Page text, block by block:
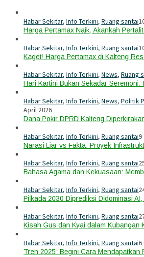
Habar Sekitar, Info Terkini, Ruang santai
Harga Pertamax Naik, Akankah
Habar Sekitar, Info Terkini, Ruang santai
Kaget! Harga Pertamax di Kalteng
Habar Sekitar, Info Terkini, News, Ruang
Hari Kartini Bukan Sekadar Seremoni:
Habar Sekitar, Info Terkini, News, Politik
April 2026
Dana Pokir DPRD Kalteng
Habar Sekitar, Info Terkini, Ruang santai9
Narasi Liar vs Fakta: Proyek
Habar Sekitar, Info Terkini, Ruang santai
Bahasa Agama dan Kekuasaan:
Habar Sekitar, Info Terkini, Ruang santai
Pilkada 2030 Diprediksi Didominasi
Habar Sekitar, Info Terkini, Ruang santai
Kisah Gus dan Kyai dalam Kubangan
Habar Sekitar, Info Terkini, Ruang santai6
Tren 2025: Begini Cara Mendapatkan